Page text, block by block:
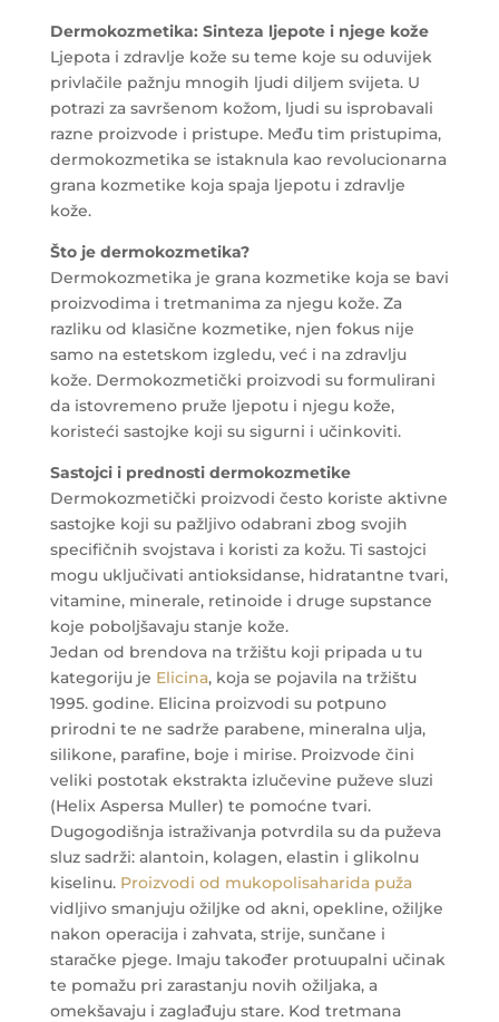
Dermokozmetika: Sinteza ljepote i njege kože
Ljepota i zdravlje kože su teme koje su oduvijek
privlačile pažnju mnogih ljudi diljem svijeta. U
potrazi za savršenom kožom, ljudi su isprobavali
razne proizvode i pristupe. Među tim pristupima,
dermokozmetika se istaknula kao revolucionarna
grana kozmetike koja spaja ljepotu i zdravlje
kože.
Što je dermokozmetika?
Dermokozmetika je grana kozmetike koja se bavi
proizvodima i tretmanima za njegu kože. Za
razliku od klasične kozmetike, njen fokus nije
samo na estetskom izgledu, već i na zdravlju
kože. Dermokozmetički proizvodi su formulirani
da istovremeno pruže ljepotu i njegu kože,
koristeći sastojke koji su sigurni i učinkoviti.
Sastojci i prednosti dermokozmetike
Dermokozmetički proizvodi često koriste aktivne
sastojke koji su pažljivo odabrani zbog svojih
specifičnih svojstava i koristi za kožu. Ti sastojci
mogu uključivati antioksidanse, hidratantne tvari,
vitamine, minerale, retinoide i druge supstance
koje poboljšavaju stanje kože.
Jedan od brendova na tržištu koji pripada u tu
kategoriju je Elicina, koja se pojavila na tržištu
1995. godine. Elicina proizvodi su potpuno
prirodni te ne sadrže parabene, mineralna ulja,
silikone, parafine, boje i mirise. Proizvode čini
veliki postotak ekstrakta izlučevine puževe sluzi
(Helix Aspersa Muller) te pomoćne tvari.
Dugogodišnja istraživanja potvrdila su da puževa
sluz sadrži: alantoin, kolagen, elastin i glikolnu
kiselinu. Proizvodi od mukopolisaharida puža
vidljivo smanjuju ožiljke od akni, opekline, ožiljke
nakon operacija i zahvata, strije, sunčane i
staračke pjege. Imaju također protuupalni učinak
te pomažu pri zarastanju novih ožiljaka, a
omekšavaju i zaglađuju stare. Kod tretmana